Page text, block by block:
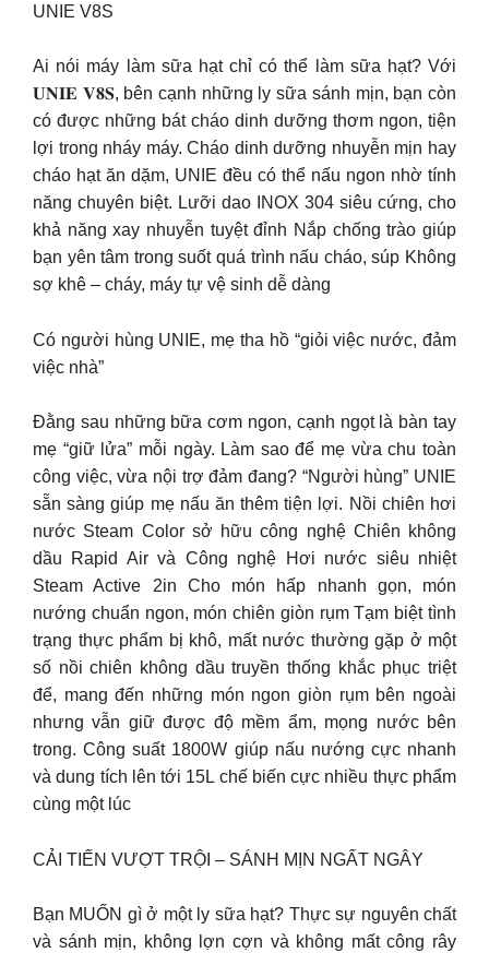
UNIE V8S
Ai nói máy làm sữa hạt chỉ có thể làm sữa hạt? Với
𝐔𝐍𝐈𝐄 𝐕𝟖𝐒, bên cạnh những ly sữa sánh mịn, bạn còn
có được những bát cháo dinh dưỡng thơm ngon, tiện
lợi trong nháy máy. Cháo dinh dưỡng nhuyễn mịn hay
cháo hạt ăn dặm, UNIE đều có thể nấu ngon nhờ tính
năng chuyên biệt. Lưỡi dao INOX 304 siêu cứng, cho
khả năng xay nhuyễn tuyệt đỉnh Nắp chống trào giúp
bạn yên tâm trong suốt quá trình nấu cháo, súp Không
sợ khê – cháy, máy tự vệ sinh dễ dàng
Có người hùng UNIE, mẹ tha hồ “giỏi việc nước, đảm
việc nhà”
Đằng sau những bữa cơm ngon, cạnh ngọt là bàn tay
mẹ “giữ lửa” mỗi ngày. Làm sao để mẹ vừa chu toàn
công việc, vừa nội trợ đảm đang? “Người hùng” UNIE
sẵn sàng giúp mẹ nấu ăn thêm tiện lợi. Nồi chiên hơi
nước Steam Color sở hữu công nghệ Chiên không
dầu Rapid Air và Công nghệ Hơi nước siêu nhiệt
Steam Active 2in Cho món hấp nhanh gọn, món
nướng chuẩn ngon, món chiên giòn rụm Tạm biệt tình
trạng thực phẩm bị khô, mất nước thường gặp ở một
số nồi chiên không dầu truyền thống khắc phục triệt
để, mang đến những món ngon giòn rụm bên ngoài
nhưng vẫn giữ được độ mềm ẩm, mọng nước bên
trong. Công suất 1800W giúp nấu nướng cực nhanh
và dung tích lên tới 15L chế biến cực nhiều thực phẩm
cùng một lúc
CẢI TIẾN VƯỢT TRỘI – SÁNH MỊN NGẤT NGÂY
Bạn MUỐN gì ở một ly sữa hạt? Thực sự nguyên chất
và sánh mịn, không lợn cợn và không mất công rây